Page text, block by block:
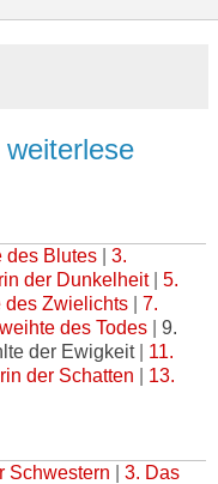
des Blutes
3.
der Dunkelheit| 5.
des Zwielichts
7.
des Todes
9.
der Ewigkeit| 11.
der Schatten
13.
Schwestern
3. Das